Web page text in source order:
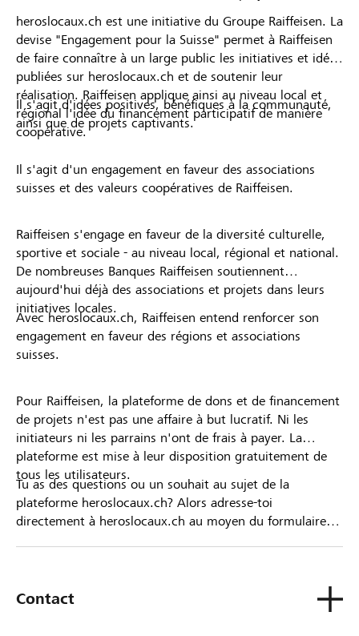
heroslocaux.ch est une initiative du Groupe Raiffeisen. La
devise "Engagement pour la Suisse" permet à Raiffeisen
de faire connaître à un large public les initiatives et idées
publiées sur heroslocaux.ch et de soutenir leur
réalisation. Raiffeisen applique ainsi au niveau local et
régional l'idée du financement participatif de manière
coopérative.
Il s'agit d'idées positives, bénéfiques à la communauté,
ainsi que de projets captivants.
Il s'agit d'un engagement en faveur des associations
suisses et des valeurs coopératives de Raiffeisen.
Raiffeisen s'engage en faveur de la diversité culturelle,
sportive et sociale - au niveau local, régional et national.
De nombreuses Banques Raiffeisen soutiennent
aujourd'hui déjà des associations et projets dans leurs
initiatives locales.
Avec heroslocaux.ch, Raiffeisen entend renforcer son
engagement en faveur des régions et associations
suisses.
Pour Raiffeisen, la plateforme de dons et de financement
de projets n'est pas une affaire à but lucratif. Ni les
initiateurs ni les parrains n'ont de frais à payer. La
plateforme est mise à leur disposition gratuitement de
tous les utilisateurs.
Tu as des questions ou un souhait au sujet de la
plateforme heroslocaux.ch? Alors adresse-toi
directement à heroslocaux.ch au moyen du formulaire
Contact